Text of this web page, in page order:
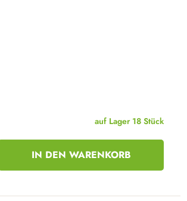
auf Lager 18 Stück
IN DEN WARENKORB